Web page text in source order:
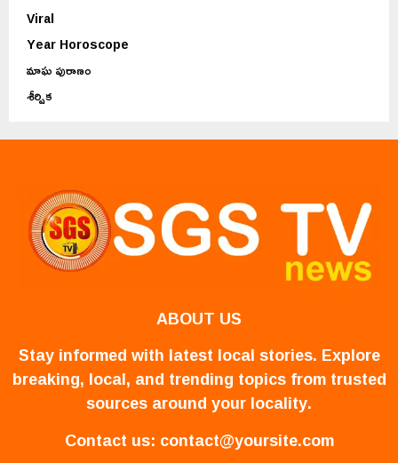
Viral
Year Horoscope
మాఘ పురాణం
శీర్షిక
ABOUT US
Stay informed with latest local stories. Explore
breaking, local, and trending topics from trusted
sources around your locality.
Contact us: contact@yoursite.com